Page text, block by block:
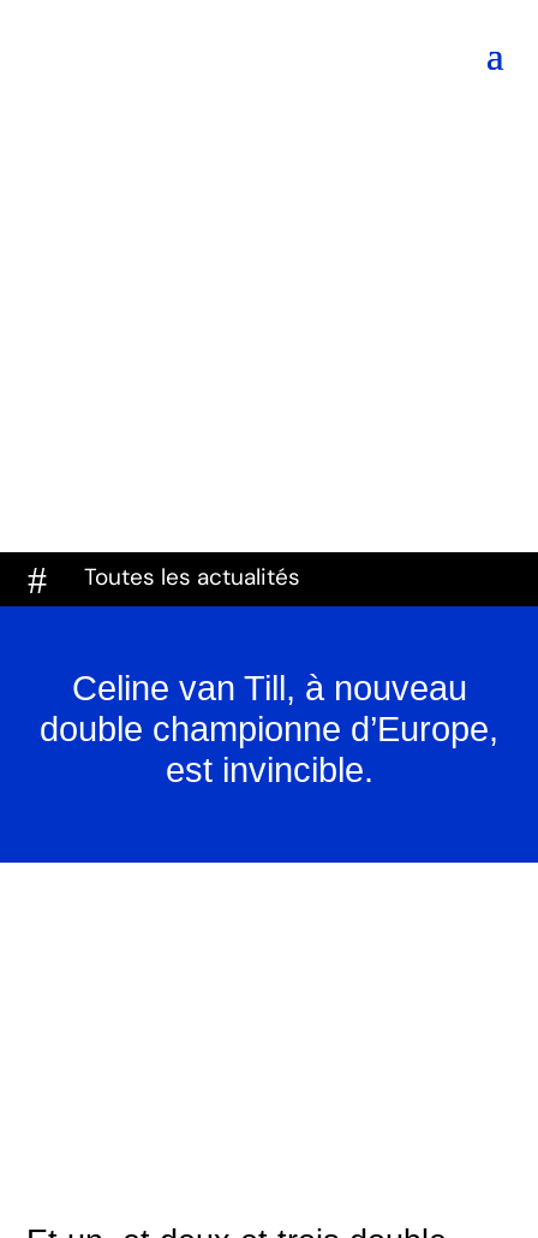
# Toutes les actualités
Celine van Till, à nouveau
double championne d’Europe,
est invincible.